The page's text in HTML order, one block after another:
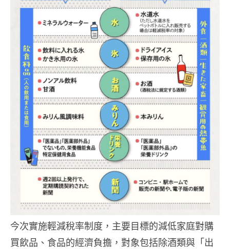
今次實施輕減稅率制度，主要目標的減低家庭對購
買飲品、食品的經濟負擔，對象包括除酒類與「出